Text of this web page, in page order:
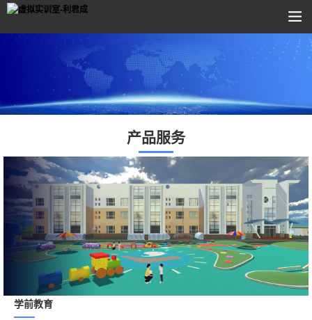
产品服务
学前教育